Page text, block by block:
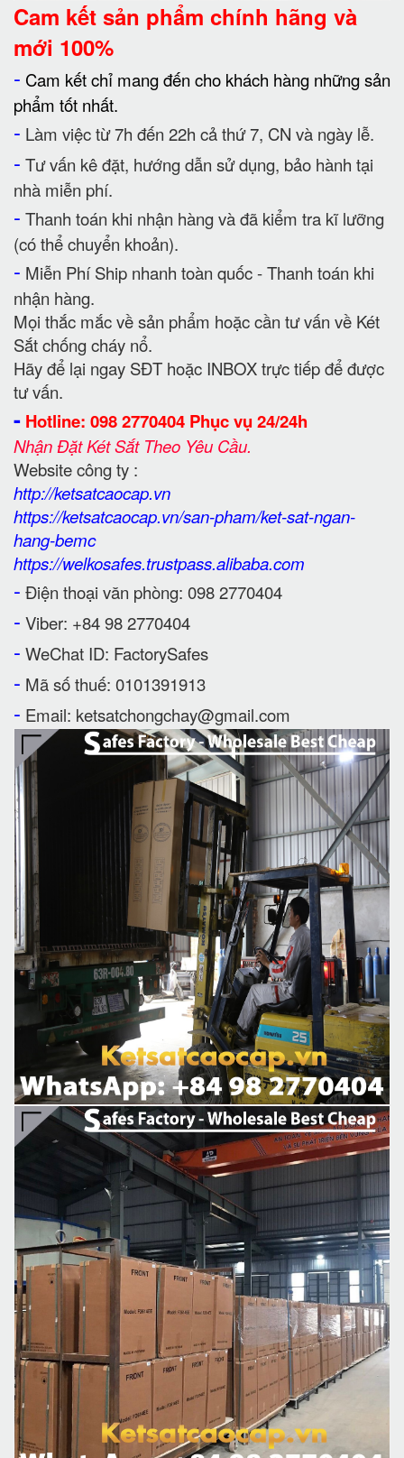
Cam kết sản phẩm chính hãng và
mới 100%
- Cam kết chỉ mang đến cho khách hàng những sản
phẩm tốt nhất.
- Làm việc từ 7h đến 22h cả thứ 7, CN và ngày lễ.
- Tư vấn kê đặt, hướng dẫn sử dụng, bảo hành tại
nhà miễn phí.
- Thanh toán khi nhận hàng và đã kiểm tra kĩ lưỡng
(có thể chuyển khoản).
- Miễn Phí Ship nhanh toàn quốc - Thanh toán khi
nhận hàng.
Mọi thắc mắc về sản phẩm hoặc cần tư vấn về Két
Sắt chống cháy nổ.
Hãy để lại ngay SĐT hoặc INBOX trực tiếp để được
tư vấn.
- Hotline: 098 2770404 Phục vụ 24/24h
Nhận Đặt Két Sắt Theo Yêu Cầu.
Website công ty :
http://ketsatcaocap.vn
https://ketsatcaocap.vn/san-pham/ket-sat-ngan-
hang-bemc
https://welkosafes.trustpass.alibaba.com
- Điện thoại văn phòng: 098 2770404
- Viber: +84 98 2770404
- WeChat ID: FactorySafes
- Mã số thuế: 0101391913
- Email: ketsatchongchay@gmail.com